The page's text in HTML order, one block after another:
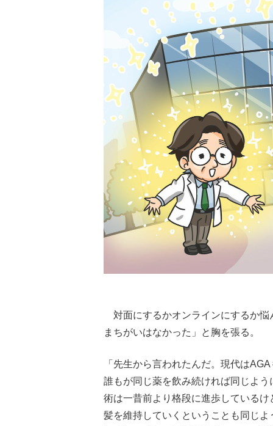
対面にするかオンラインにするか悩
まちがいはなかった」と胸を張る。
「先生から言われたんだ。現代は
誰もが同じ薬を飲み続ければ同じよ
術は一昔前より格段に進歩している
髪を維持していくということも同じ